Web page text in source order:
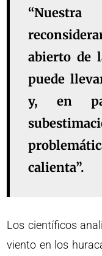
abierto de
puede
y, en
calienta”.
Los científicos
viento en los